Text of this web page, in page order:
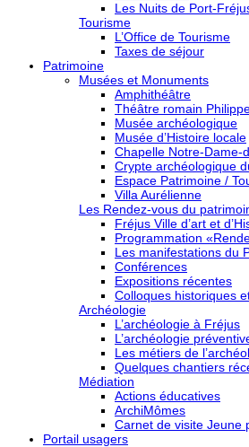
Les Nuits de Port-
Tourisme
L’Office de Tourisme
Taxes de séjour
Patrimoine
Musées et Monuments
Amphithéâtre
Théâtre romain
Musée archéologique
Musée d’Histoire locale
Chapelle Notre-Dame-
Crypte archéologique
Espace Patrimoine /
Villa Aurélienne
Les Rendez-vous du
Fréjus Ville d’art et
Programmation
Les manifestations du
Conférences
Expositions récentes
Colloques historiques
Archéologie
L’archéologie à Fréjus
L’archéologie
Les métiers de
Quelques chantiers
Médiation
Actions éducatives
ArchiMômes
Carnet de visite Jeune
Portail usagers